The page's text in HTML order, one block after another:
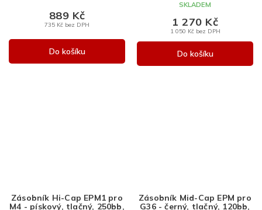
735 Kč bez DPH
889 Kč
Do košíku
SKLADEM
1 050 Kč bez DPH
1 270 Kč
Do košíku
Zásobník Hi-Cap EPM1 pro
M4 - pískový, tlačný, 250bb,
Zásobník Mid-Cap EPM pro
G36 - černý, tlačný, 120bb,